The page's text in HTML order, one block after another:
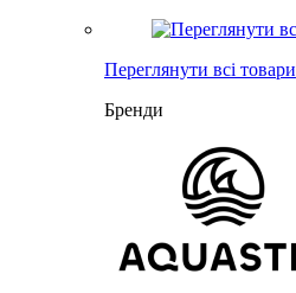
Переглянути всі товари
Бренди